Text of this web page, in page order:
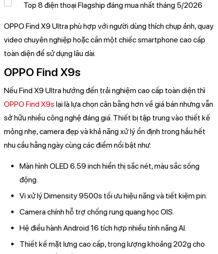
OPPO Find X9 Ultra phù hợp với người dùng thích chụp ảnh, quay
video chuyên nghiệp hoặc cần một chiếc smartphone cao cấp
toàn diện để sử dụng lâu dài.
OPPO Find X9s
Nếu Find X9 Ultra hướng đến trải nghiệm cao cấp toàn diện thì
OPPO Find X9s lại là lựa chọn cân bằng hơn về giá bán nhưng vẫn
sở hữu nhiều công nghệ đáng giá. Thiết bị tập trung vào thiết kế
mỏng nhẹ, camera đẹp và khả năng xử lý ổn định trong hầu hết
nhu cầu hằng ngày cùng các điểm nổi bật như:
Màn hình OLED 6.59 inch hiển thị sắc nét, màu sắc sống
động.
Vi xử lý Dimensity 9500s tối ưu hiệu năng và tiết kiệm pin.
Camera chính hỗ trợ chống rung quang học OIS.
Hệ điều hành Android 16 tích hợp nhiều tính năng AI.
Thiết kế mặt lưng cao cấp, trọng lượng khoảng 202g cho